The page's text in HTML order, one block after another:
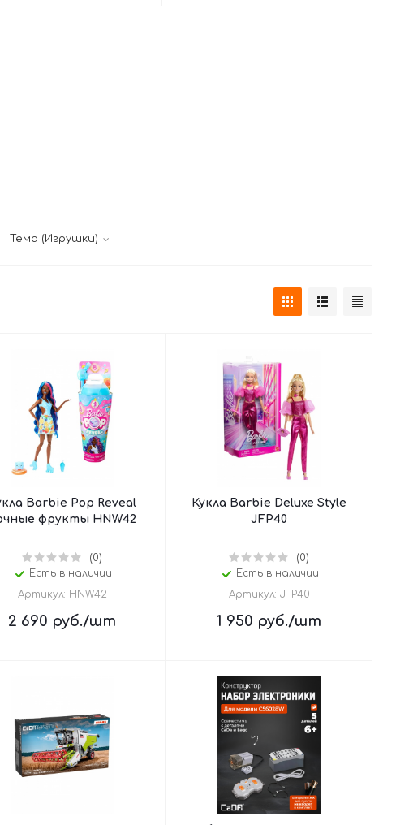
Тема (Игрушки)
Barbie Pop Reveal
фрукты HNW42
(0)
Есть в наличии
Артикул: HNW42
2 690 руб./шт
Кукла Barbie Deluxe Style
JFP40
(0)
Есть в наличии
Артикул: JFP40
1 950 руб./шт